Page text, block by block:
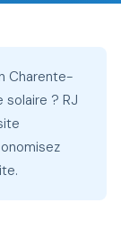
Charente-
solaire ? RJ